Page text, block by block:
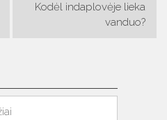
Kodėl indaplovėje lieka
vanduo?
Ieškoti